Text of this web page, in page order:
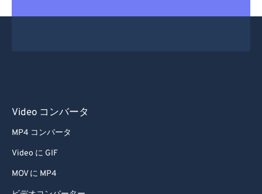
Video コンバータ
MP4 コンバータ
Video に GIF
MOV に MP4